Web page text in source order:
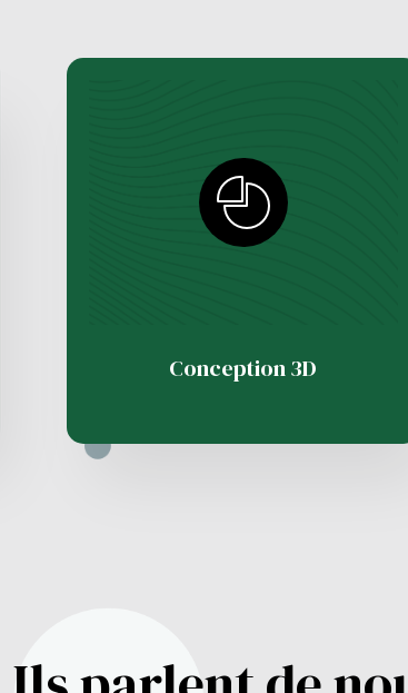
Conception 3D